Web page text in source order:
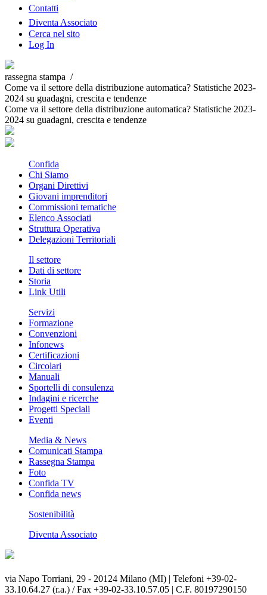
Contatti
Diventa Associato
Cerca nel sito
Log In
rassegna stampa /
Come va il settore della distribuzione automatica? Statistiche 2023-
2024 su guadagni, crescita e tendenze
Come va il settore della distribuzione automatica? Statistiche 2023-
2024 su guadagni, crescita e tendenze
Confida
Chi Siamo
Organi Direttivi
Giovani imprenditori
Commissioni tematiche
Elenco Associati
Struttura Operativa
Delegazioni Territoriali
Il settore
Dati di settore
Storia
Link Utili
Servizi
Formazione
Convenzioni
Infonews
Certificazioni
Circolari
Manuali
Sportelli di consulenza
Indagini e ricerche
Progetti Speciali
Eventi
Media & News
Comunicati Stampa
Rassegna Stampa
Foto
Confida TV
Confida news
Sostenibilità
Diventa Associato
via Napo Torriani, 29 - 20124 Milano (MI) | Telefoni +39-02-
33.10.64.27 (r.a.) / Fax +39-02-33.10.57.05 | C.F. 80197290150